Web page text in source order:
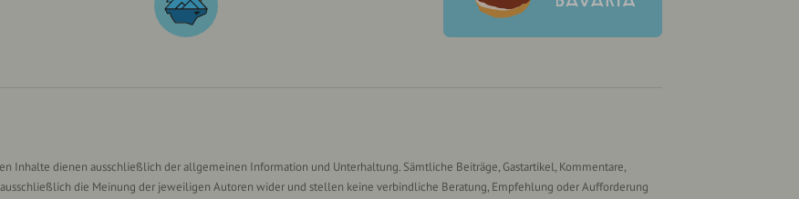
Inhalte dienen ausschließlich der allgemeinen Information und Unterhaltung. Sämtliche Beiträge, Gastartikel, Kommentare,
die Meinung der jeweiligen Autoren wider und stellen keine verbindliche Beratung, Empfehlung oder Aufforderung